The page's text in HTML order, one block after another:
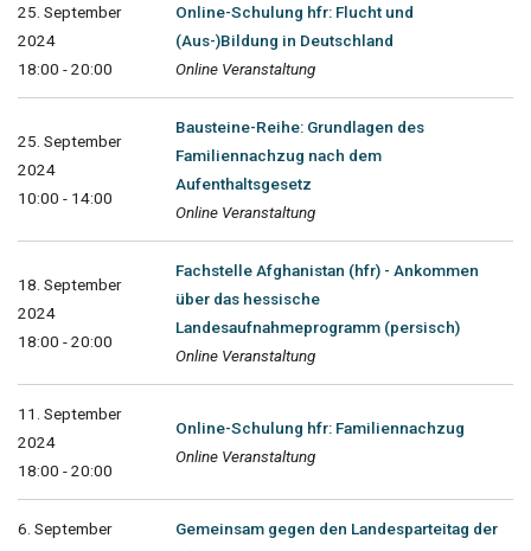
25. September
2024
18:00 - 20:00
Online-Schulung hfr: Flucht und
(Aus-)Bildung in Deutschland
Online Veranstaltung
25. September
2024
10:00 - 14:00
Bausteine-Reihe: Grundlagen des
Familiennachzug nach dem
Aufenthaltsgesetz
Online Veranstaltung
18. September
2024
18:00 - 20:00
Fachstelle Afghanistan (hfr) - Ankommen
über das hessische
Landesaufnahmeprogramm (persisch)
Online Veranstaltung
11. September
2024
18:00 - 20:00
Online-Schulung hfr: Familiennachzug
Online Veranstaltung
6. September
Gemeinsam gegen den Landesparteitag der